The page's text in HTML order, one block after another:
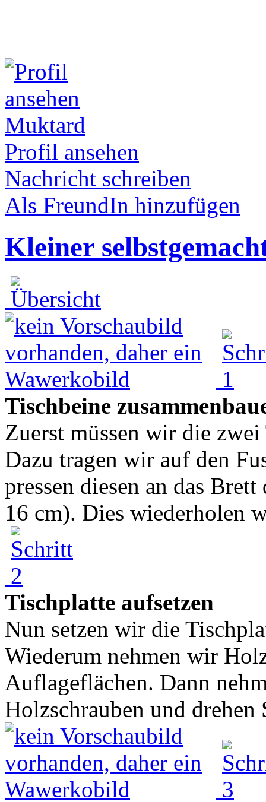
Muktard
Profil ansehen
Nachricht schreiben
Als FreundIn hinzufügen
Kleiner
Tischbeine
Zuerst müssen wir die
Dazu tragen wir auf den
pressen diesen an das
16 cm). Dies wiederholen
Tischplatte aufsetzen
Nun setzen wir die
Wiederum nehmen wir
Auflageflächen. Dann
Holzschrauben und drehen